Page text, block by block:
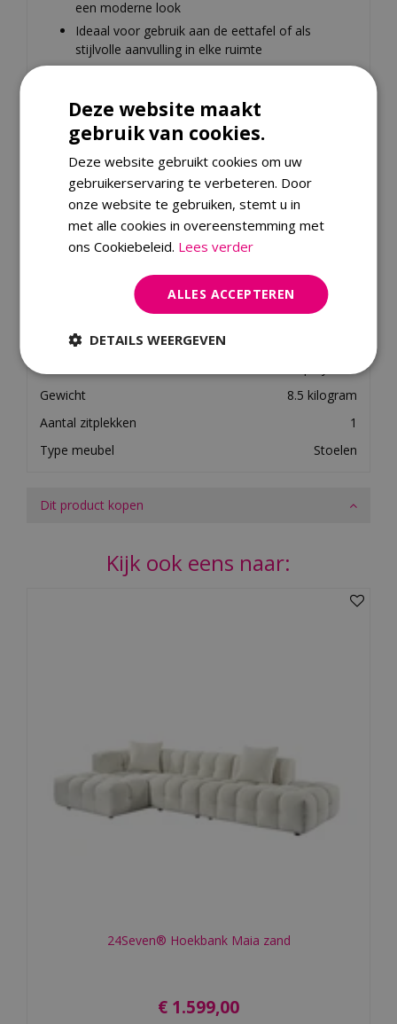
een moderne look
Ideaal voor gebruik aan de eettafel of als
stijlvolle aanvulling in elke ruimte
Matteo eetkamerstoel. Een perfecte keuze voor
liefhebbers van eigentijds design en hoogwaardige
materialen.
Specificaties
EAN code
8719319296203
61 centimeter
Hoogte
Gewicht
8.5 kilogram
Aantal zitplekken
1
Type meubel
Stoelen
Dit product kopen
Kijk ook eens naar:
24Seven® Hoekbank Maia zand
€ 1.599,00
Deze website maakt
gebruik van cookies.
Deze website gebruikt cookies om uw
gebruikerservaring te verbeteren. Door
onze website te gebruiken, stemt u in
met alle cookies in overeenstemming met
ons Cookiebeleid. Lees verder
ALLES ACCEPTEREN
DETAILS WEERGEVEN